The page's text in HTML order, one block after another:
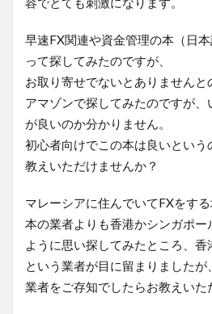
早速FX関連や資金管理の本（日
って探してみたのですが、
お取り寄せでないとありませんと
アマゾンで探してみたのですが
が良いのか分かりません。
初心者向けでこの本は良いという
教えいただけませんか？
マレーシアに住んでいてFXをす
本の業者よりも香港かシンガポー
ように思い探してみたところ、
という業者が目に留まりましたが
業者をご存知でしたらお教えいた